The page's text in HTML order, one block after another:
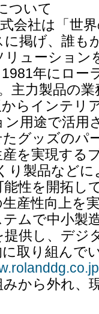
ついて
会社は「世
掲げ、誰も
ューション
年にロー
主力製品の
らインテリ
用途で活用
グッズのパ
を実現する
り製品など
性を開拓し
産性向上を
ムで中小製
供し、デジ
取り組んで
から外れ、